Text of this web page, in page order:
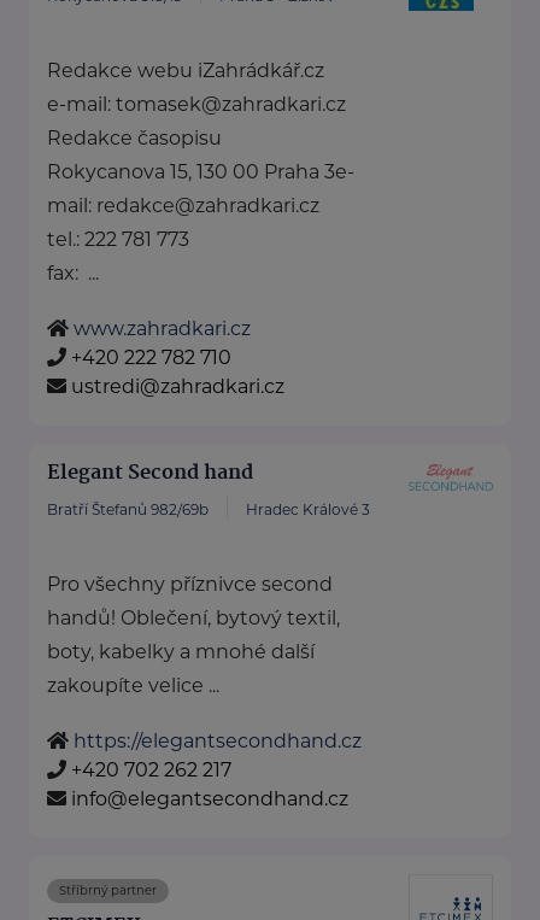
Redakce webu iZahrádkář.cz
e-mail: tomasek@zahradkari.cz
Redakce časopisu
Rokycanova 15, 130 00 Praha 3e-
mail: redakce@zahradkari.cz
tel.: 222 781 773
fax: ...
www.zahradkari.cz
+420 222 782 710
ustredi@zahradkari.cz
Elegant Second hand
Bratří Štefanů 982/69b Hradec Králové 3
Pro všechny příznivce second
handů! Oblečení, bytový textil,
boty, kabelky a mnohé další
zakoupíte velice ...
https://elegantsecondhand.cz
+420 702 262 217
info@elegantsecondhand.cz
Stříbrný partner